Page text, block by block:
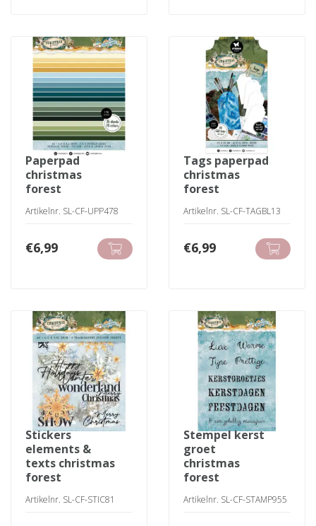
paperpad
christmas
forest
Artikelnr. SL-CF-UPP478
€6,99
tags paperpad
christmas
forest
Artikelnr. SL-CF-TAGBL13
€6,99
stickers
elements &
texts christmas
forest
Artikelnr. SL-CF-STIC81
stempel kerst
groet
christmas
forest
Artikelnr. SL-CF-STAMP955